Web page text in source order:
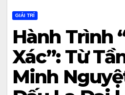
GIẢI TRÍ
Hành Trình
Xác”: Từ
Minh